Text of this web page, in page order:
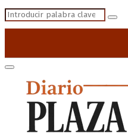
Search
Primary
Menu